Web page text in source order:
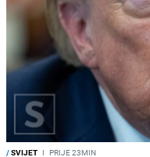
/SVIJET I PRIJE 23MIN